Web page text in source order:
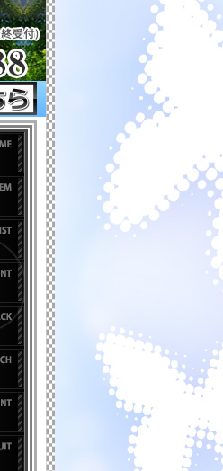
さいませ♪